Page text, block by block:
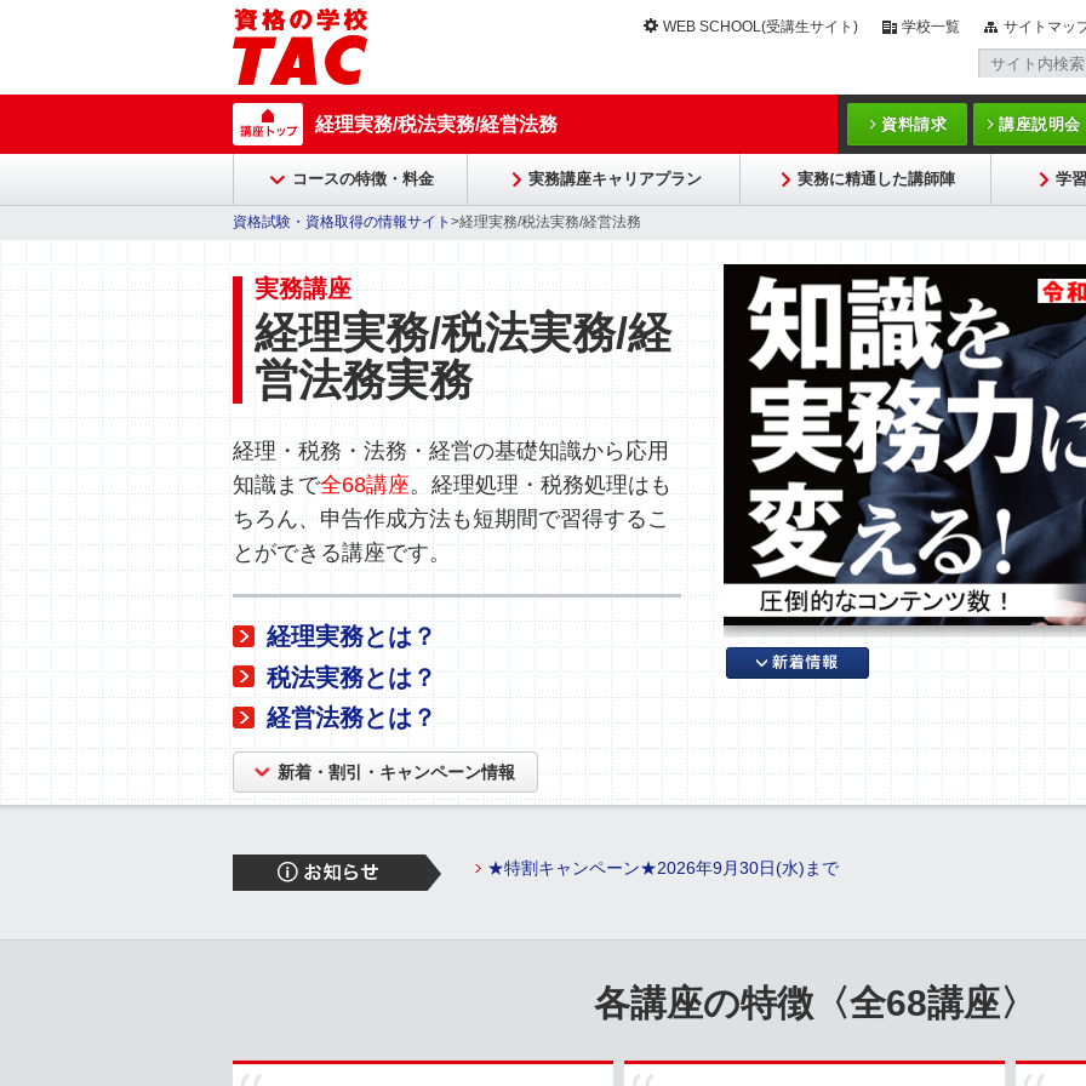
WEB SCHOOL(受講生サイト) 学校一覧 サイトマッ
経理実務/税法実務/経営法務 資料請求 講座説明会
コースの特徴・料金 実務講座キャリアプラン 実務に精通した講師陣 学
資格試験・資格取得の情報サイト >経理実務/税法実務/経営法務
実務講座
経理実務/税法実務/経
営法務実務
経理・税務・法務・経営の基礎知識から応用
知識まで全68講座。経理処理・税務処理はも
ちろん、申告作成方法も短期間で習得するこ
とができる講座です。
経理実務とは？
税法実務とは？
経営法務とは？
新着・割引・キャンペーン情報
★特割キャンペーン★2026年9月30日(水)まで
各講座の特徴〈全68講座〉